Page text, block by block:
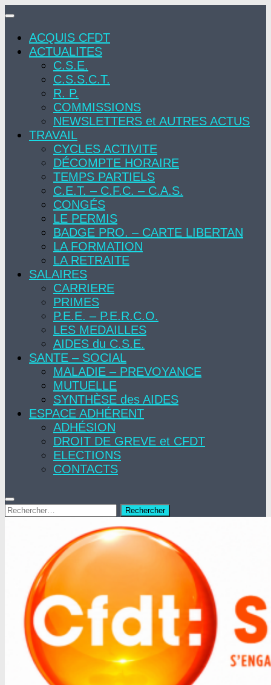
Skip
contentACQUIS CFDT
ACTUALITES
C.S.E.
C.S.S.C.T.
R. P.
COMMISSIONS
NEWSLETTERS et AUTRES ACTUS
TRAVAIL
CYCLES ACTIVITE
DÉCOMPTE HORAIRE
TEMPS PARTIELS
C.E.T. – C.F.C. – C.A.S.
CONGÉS
LE PERMIS
BADGE PRO. – CARTE LIBERTAN
LA FORMATION
LA RETRAITE
SALAIRES
CARRIERE
PRIMES
P.E.E. – P.E.R.C.O.
LES MEDAILLES
AIDES du C.S.E.
SANTE – SOCIAL
MALADIE – PREVOYANCE
MUTUELLE
SYNTHÈSE des AIDES
ESPACE ADHÉRENT
ADHÉSION
DROIT DE GREVE et CFDT
ELECTIONS
CONTACTS
Rechercher :